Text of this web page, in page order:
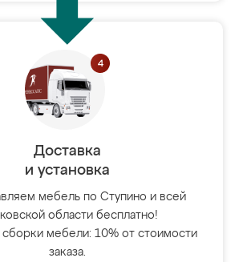
Доставка
и установка
мебель по Ступино и всей
области бесплатно!
мебели: 10% от стоимости
заказа.